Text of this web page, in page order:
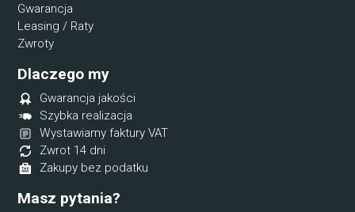
Gwarancja
Leasing / Raty
Zwroty
Dlaczego my
Gwarancja jakości
Szybka realizacja
Wystawiamy faktury VAT
Zwrot 14 dni
Zakupy bez podatku
Masz pytania?